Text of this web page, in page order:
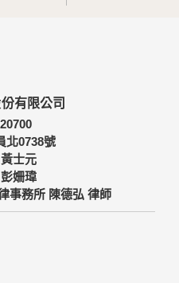
有限公司
北0738號
士元
姍瑋
事務所 陳德弘 律師